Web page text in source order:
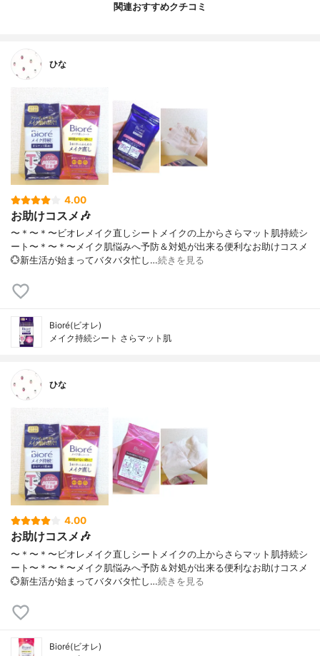
関連おすすめクチコミ
ひな
4.00
お助けコスメ🎶
〜＊〜＊〜ビオレメイク直しシートメイクの上からさらマット肌持続シ
ート〜＊〜＊〜⁡メイク肌悩みへ予防＆対処が出来る便利なお助けコスメ
💮新生活が始まってバタバタ忙し…続きを見る
Bioré(ビオレ)
メイク持続シート さらマット肌
ひな
4.00
お助けコスメ🎶
〜＊〜＊〜ビオレメイク直しシートメイクの上からさらマット肌持続シ
ート〜＊〜＊〜⁡メイク肌悩みへ予防＆対処が出来る便利なお助けコスメ
💮新生活が始まってバタバタ忙し…続きを見る
Bioré(ビオレ)